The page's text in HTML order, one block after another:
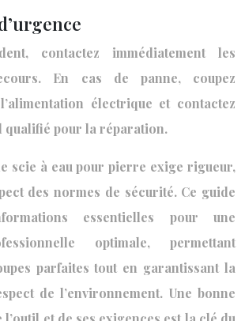
contactez immédiatement les
En cas de panne, coupez
électrique et contactez
qualifié pour la réparation.
scie à eau pour pierre exige rigueur,
des normes de sécurité. Ce guide
essentielles pour une
optimale, permettant
parfaites tout en garantissant la
de l’environnement. Une bonne